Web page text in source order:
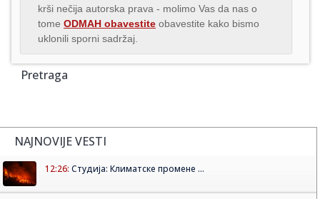
krši nečija autorska prava - molimo Vas da nas o
tome ODMAH obavestite obavestite kako bismo
uklonili sporni sadržaj.
Pretraga
NAJNOVIJE VESTI
12:26: Студија: Климатске промене ...